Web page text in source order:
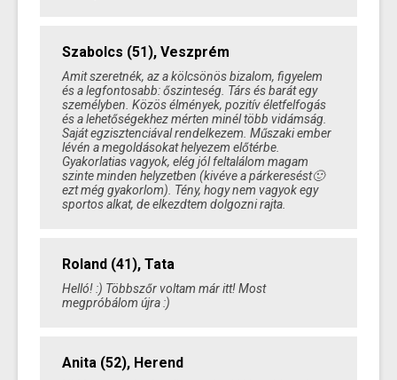
Szabolcs (51), Veszprém
Amit szeretnék, az a kölcsönös bizalom, figyelem
és a legfontosabb: őszinteség. Társ és barát egy
személyben. Közös élmények, pozitív életfelfogás
és a lehetőségekhez mérten minél több vidámság.
Saját egzisztenciával rendelkezem. Műszaki ember
lévén a megoldásokat helyezem előtérbe.
Gyakorlatias vagyok, elég jól feltalálom magam
szinte minden helyzetben (kivéve a párkeresést🙂
ezt még gyakorlom). Tény, hogy nem vagyok egy
sportos alkat, de elkezdtem dolgozni rajta.
Roland (41), Tata
Helló! :) Többszőr voltam már itt! Most
megpróbálom újra :)
Anita (52), Herend